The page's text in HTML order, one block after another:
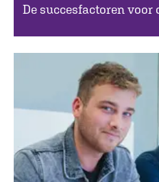
De succesfactoren voor